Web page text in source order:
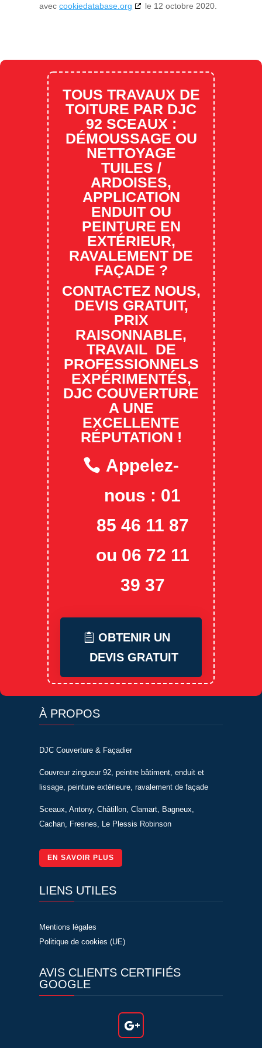
aveccookiedatabase.org le 12 octobre 2020.
TOUS TRAVAUX DE
TOITURE PAR DJC
92 SCEAUX :
DÉMOUSSAGE OU
NETTOYAGE
TUILES /
ARDOISES,
APPLICATION
ENDUIT OU
PEINTURE EN
EXTÉRIEUR,
RAVALEMENT DE
FAÇADE ?
CONTACTEZ NOUS,
DEVIS GRATUIT,
PRIX
RAISONNABLE,
TRAVAIL DE
PROFESSIONNELS
EXPÉRIMENTÉS,
DJC COUVERTURE
A UNE
EXCELLENTE
RÉPUTATION !
Appelez-
nous : 01
85 46 11 87
ou 06 72 11
39 37
OBTENIR UN
DEVIS GRATUIT
À PROPOS
DJC Couverture & Façadier
Couvreur zingueur 92, peintre bâtiment, enduit et
lissage, peinture extérieure, ravalement de façade
Sceaux, Antony, Châtillon, Clamart, Bagneux,
Cachan, Fresnes, Le Plessis Robinson
EN SAVOIR PLUS
LIENS UTILES
Mentions légales
Politique de cookies (UE)
AVIS CLIENTS CERTIFIÉS
GOOGLE